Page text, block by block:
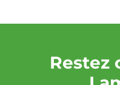
Restez